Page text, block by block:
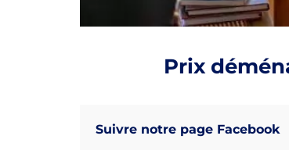
Prix
Suivre notre page Facebook